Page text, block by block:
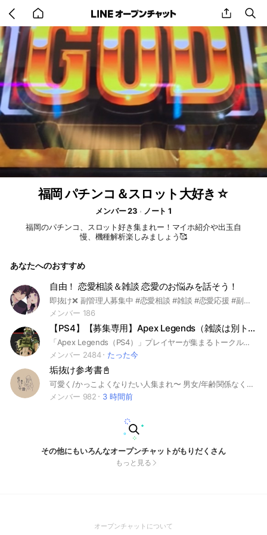
back
to
home
share
福岡 パチンコ＆スロット大好き☆
メンバー 23
ノート 1
福岡のパチンコ、スロット好き集まれー！マイホ紹介や出玉自
慢、機種解析楽しみましょう🥰
あなたへのおすすめ
自由！ 恋愛相談＆雑談 恋愛のお悩みを話そう！
即抜け❌ 副管理人募集中 #恋愛相談 #雑談 #恋愛応援 #副管理人#募集
メンバー 186
【PS4】【募集専用】Apex Legends（雑談は別トークルーム）【welps】
「Apex Legends（PS4）」プレイヤーが集まるトークルームです！情報共有・共同プレイ・オフ会・フレ交換・プレイ感想共有など。嬉しいことも悔しいことも一緒に楽しむ仲間になりましょう！誰でも自由に参加できます！参加後ノートをチェックください。このトークルームはオタクサークル「welps」が運営しています。
メンバー 2484
たった今
垢抜け参考書📓
可愛く/かっこよくなりたい人集まれ〜 男女/年齢関係なく気軽に入ってね♡ 即抜け❌((宣伝して抜けるとかありえないかんね？ 荒らし・下ネタ❌((強制退会・通報しちゃうぞ(ˊᗜˋ) 垢抜けとメチャクチャ関係ない話はやだよ。もし、辞めなかったら他の人の迷惑になるんですぐ蹴ります。 それと～、垢抜け参考書だから、ノートを垢抜けするための参考書のような形で作っていって欲しいなとおもいます(*^^*)自己紹介控えて欲しいです。 ※少し通知多め♡ んじゃ、中で待ってますんで、早く入ってちょうだい(っ˙˘˙)っ #垢抜け#男女兼用#可愛くなりたい#かっこよくなりたい#ファッション#メイク#髪型#ダイエット#スタイル#モテたい#オススメ
メンバー 982
3 時間前
その他にもいろんなオープンチャットがもりだくさん
もっと見る
オープンチャットについて